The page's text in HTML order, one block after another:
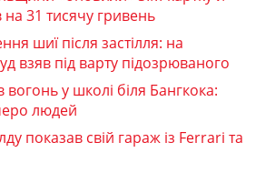
на 31 тисячу гривень
шиї після застілля: на
взяв під варту підозрюваного
вогонь у школі біля Бангкока:
людей
показав свій гараж із Ferrari та